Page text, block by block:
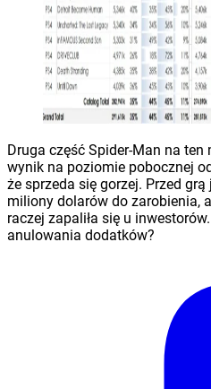
Druga część Spider-Man na ten
wynik na poziomie pobocznej
że sprzeda się gorzej. Przed
miliony dolarów do zarobienia,
raczej zapaliła się u
anulowania dodatków?